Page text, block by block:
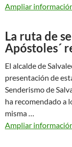
Ampliar
La ruta de
Apóstoles´
El alcalde de
presentación de
Senderismo de
ha recomendado a
misma …
Ampliar